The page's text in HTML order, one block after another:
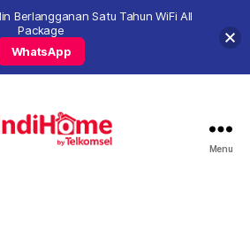
Menu
Berlangganan Satu Tahun WiFi All
Package
WhatsApp